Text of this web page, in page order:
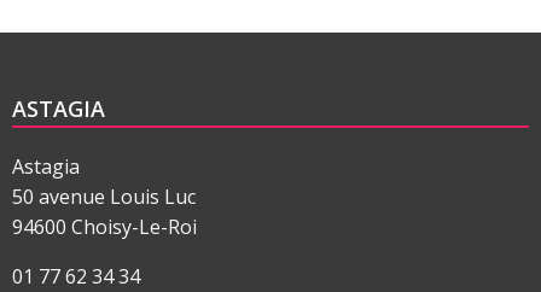
ASTAGIA
Astagia
50 avenue Louis Luc
94600 Choisy-Le-Roi
01 77 62 34 34